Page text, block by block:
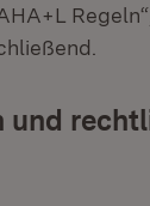
und